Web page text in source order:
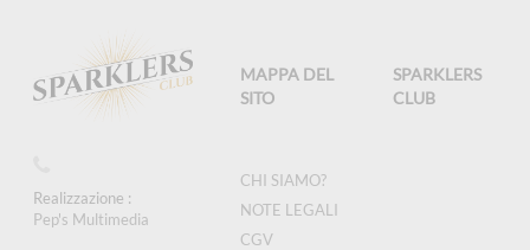
Realizzazione :
Pep's Multimedia
MAPPA DEL
SITO
CHI SIAMO?
NOTE LEGALI
CGV
SPARKLERS
CLUB